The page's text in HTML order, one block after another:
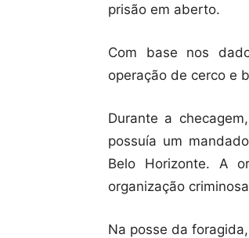
prisão em aberto.
Com base nos
operação de cerco e
Durante a
possuía um
Belo Horizonte. A
organização
Na posse da